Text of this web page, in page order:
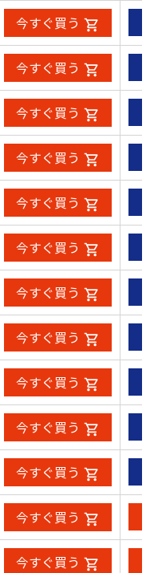
今すぐ買う
今すぐ買う
今すぐ買う
今すぐ買う
今すぐ買う
今すぐ買う
今すぐ買う
今すぐ買う
今すぐ買う
今すぐ買う
今すぐ買う
今すぐ買う
今すぐ買う